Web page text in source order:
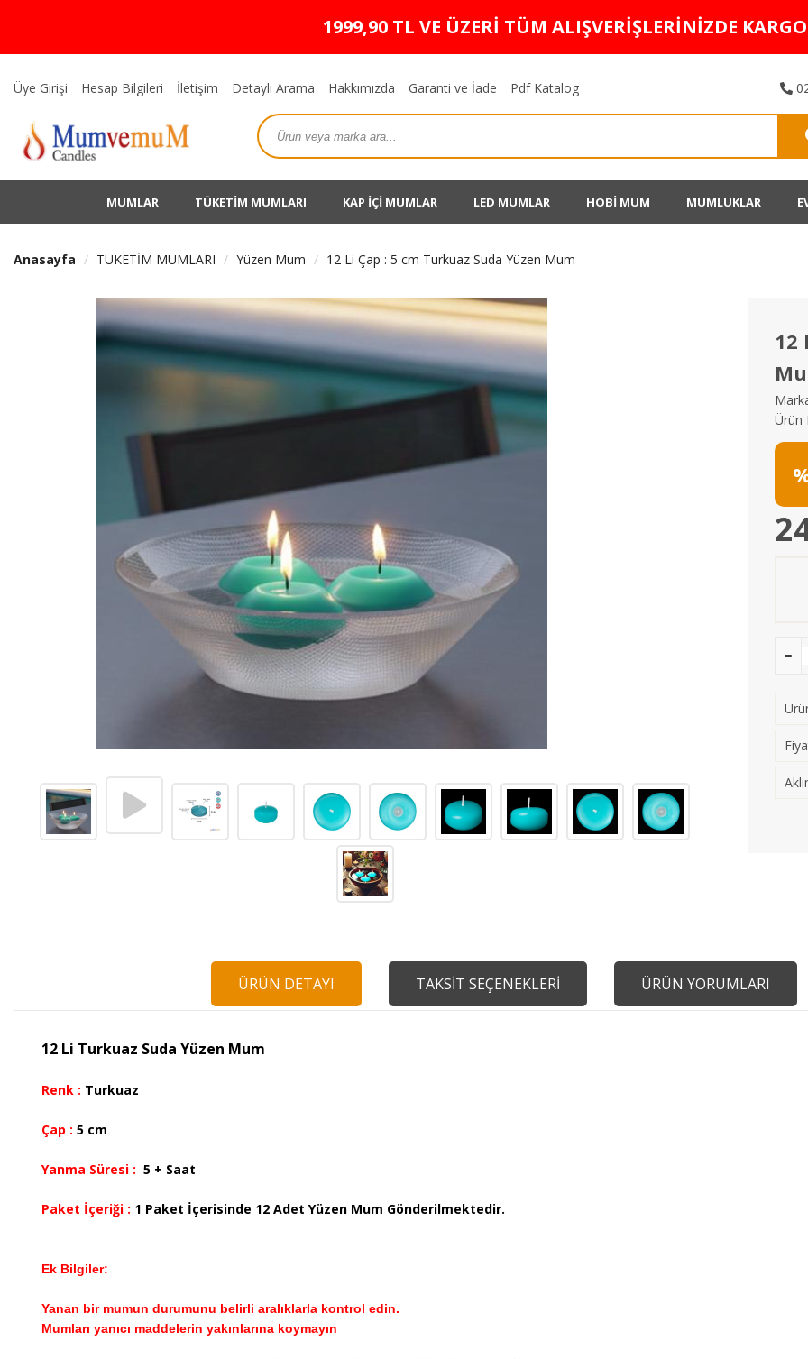
1999,90 TL VE ÜZERİ TÜM ALIŞVERİŞLERİNİZDE
Üye Girişi Hesap Bilgileri İletişim Detaylı Arama Hakkımızda Garanti ve İade Pdf Katalog
MUMLAR TÜKETİM MUMLARI KAP İÇİ MUMLAR LED MUMLAR HOBİ MUM MUMLUKLAR
Anasayfa TÜKETİM MUMLARI Yüzen Mum 12 Li Çap : 5 cm Turkuaz Suda Yüzen Mum
12
Ürün
ÜRÜN DETAYI TAKSİT SEÇENEKLERİ ÜRÜN YORUMLARI
12 Li Turkuaz Suda Yüzen Mum
Renk : Turkuaz
Çap : 5 cm
Yanma Süresi : 5 + Saat
Paket İçeriği : 1 Paket İçerisinde 12 Adet Yüzen Mum Gönderilmektedir.
Ek Bilgiler:
Yanan bir mumun durumunu belirli aralıklarla kontrol edin.
Mumları yanıcı maddelerin yakınlarına koymayın